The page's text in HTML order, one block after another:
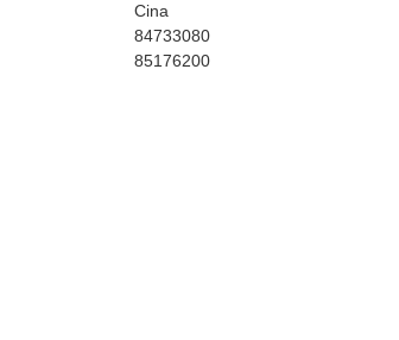
Cina
84733080
85176200